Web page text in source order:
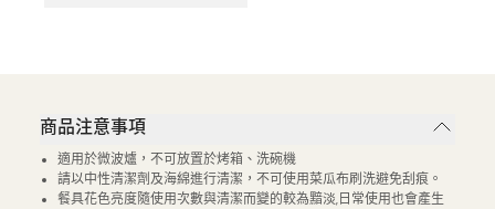
商品注意事項
適用於微波爐，不可放置於烤箱、洗碗機
請以中性清潔劑及海綿進行清潔，不可使用菜瓜布刷洗避免刮痕。
餐具花色亮度隨使用次數與清潔而變的較為黯淡,日常使用也會產生